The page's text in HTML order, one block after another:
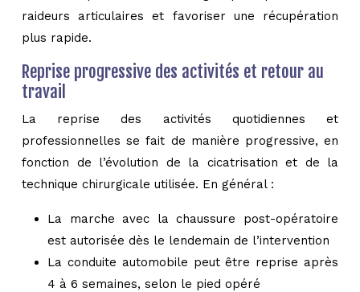
raideurs articulaires et favoriser une récupération
plus rapide.
Reprise progressive des activités et retour au
travail
La reprise des activités quotidiennes et
professionnelles se fait de manière progressive, en
fonction de l’évolution de la cicatrisation et de la
technique chirurgicale utilisée. En général :
La marche avec la chaussure post-opératoire
est autorisée dès le lendemain de l’intervention
La conduite automobile peut être reprise après
4 à 6 semaines, selon le pied opéré